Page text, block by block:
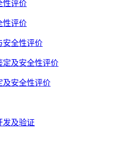
性评价
性评价
安全性评价
定及安全性评价
及安全性评价
发及验证